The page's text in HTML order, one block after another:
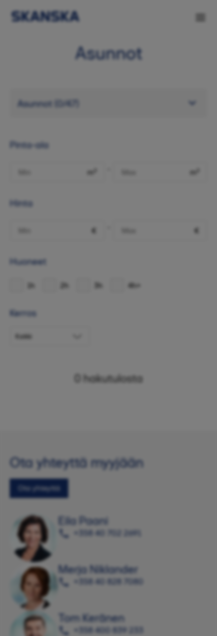
Asunnot
Pinta-ala
m² m²
Hinta
€ €
Huoneet
1h 2h 3h 4h+
Kerros
hakutulosta
Ota yhteyttä myyjään
Ota yhteyttä
Eila Paani
+358 40 702 2691
Merja Niklander
+358 40 828 7080
Tom Keränen
+358 400 839 233